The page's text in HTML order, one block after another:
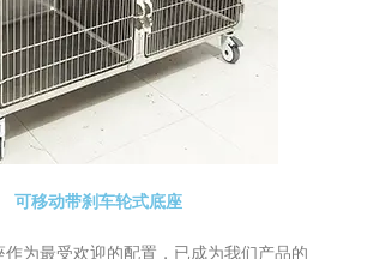
可移动带刹车轮式底座
作为最受欢迎的配置，已成为我们产品的